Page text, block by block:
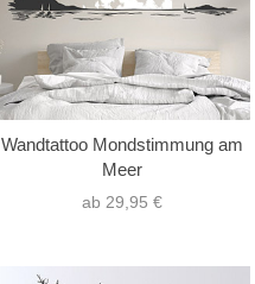
Wandtattoo Mondstimmung am
Meer
ab 29,95 €